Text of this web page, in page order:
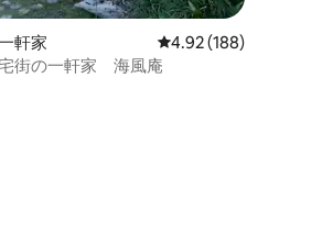
軒家 レビュー188件、5つ
4.92 (188)
街の一軒家 海風庵